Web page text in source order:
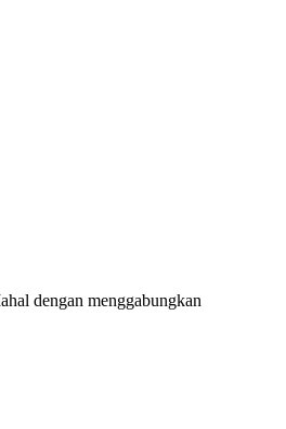
dengan menggabungkan